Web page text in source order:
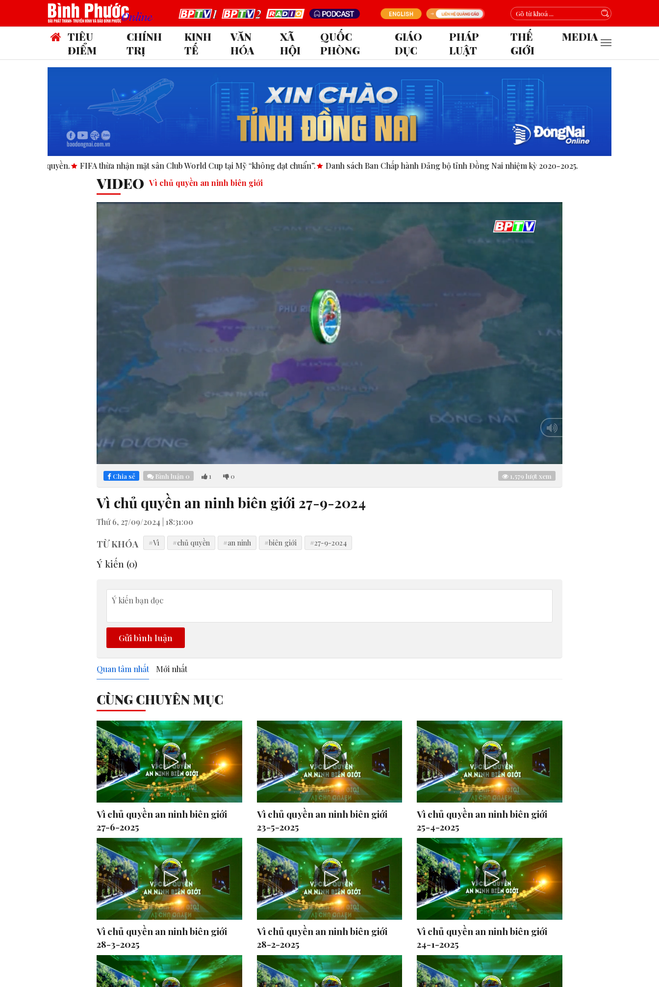
TIÊU
ĐIỂM
CHÍNH
TRỊ
KINH
TẾ
VĂN
HÓA
XÃ
HỘI
QUỐC
PHÒNG
GIÁO
DỤC
PHÁP
LUẬT
THẾ
GIỚI
MEDIA
nhận mặt sân Club World Cup tại Mỹ “không đạt chuẩn”. Danh sách Ban Chấp hành Đảng bộ tỉnh Đồng Nai nhiệm kỳ 2020-2025.
VIDEO Vì chủ quyền an ninh biên giới
4.66%
Chia sẻ Bình luận 0 1 0 1,579 lượt xem
Vì chủ quyền an ninh biên giới 27-9-2024
Thứ 6, 27/09/2024 | 18:31:00
TỪ KHÓA #Vì #chủ quyền #an ninh #biên giới #27-9-2024
Ý kiến (0)
Gửi bình luận
Quan tâm nhất Mới nhất
CÙNG CHUYÊN MỤC
Vì chủ quyền an ninh biên giới
27-6-2025
Vì chủ quyền an ninh biên giới
23-5-2025
Vì chủ quyền an ninh biên giới
25-4-2025
Vì chủ quyền an ninh biên giới
28-3-2025
Vì chủ quyền an ninh biên giới
28-2-2025
Vì chủ quyền an ninh biên giới
24-1-2025